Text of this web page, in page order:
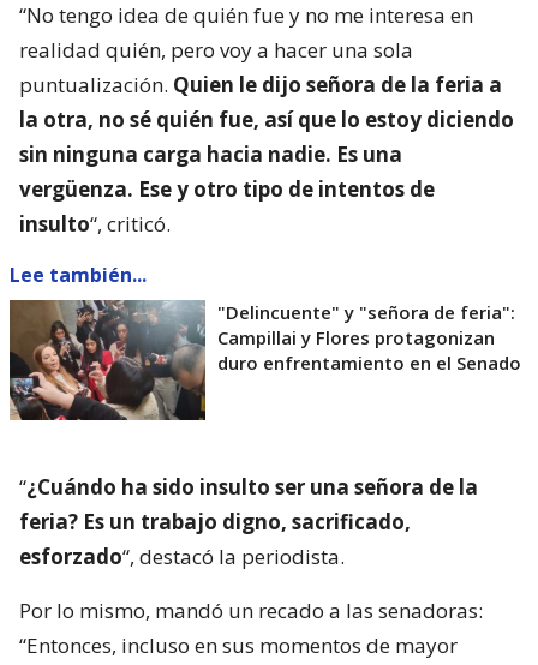
“No tengo idea de quién fue y no me interesa en
realidad quién, pero voy a hacer una sola
puntualización. Quien le dijo señora de la feria a
la otra, no sé quién fue, así que lo estoy diciendo
sin ninguna carga hacia nadie. Es una
vergüenza. Ese y otro tipo de intentos de
insulto“, criticó.
Lee también...
"Delincuente" y "señora de feria":
Campillai y Flores protagonizan
duro enfrentamiento en el Senado
“¿Cuándo ha sido insulto ser una señora de la
feria? Es un trabajo digno, sacrificado,
esforzado“, destacó la periodista.
Por lo mismo, mandó un recado a las senadoras:
“Entonces, incluso en sus momentos de mayor